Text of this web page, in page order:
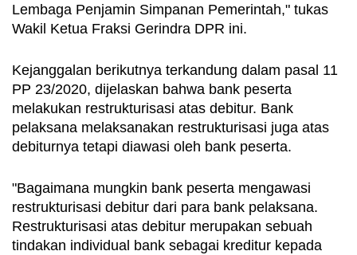
Lembaga Penjamin Simpanan Pemerintah," tukas
Wakil Ketua Fraksi Gerindra DPR ini.
Kejanggalan berikutnya terkandung dalam pasal 11
PP 23/2020, dijelaskan bahwa bank peserta
melakukan restrukturisasi atas debitur. Bank
pelaksana melaksanakan restrukturisasi juga atas
debiturnya tetapi diawasi oleh bank peserta.
"Bagaimana mungkin bank peserta mengawasi
restrukturisasi debitur dari para bank pelaksana.
Restrukturisasi atas debitur merupakan sebuah
tindakan individual bank sebagai kreditur kepada